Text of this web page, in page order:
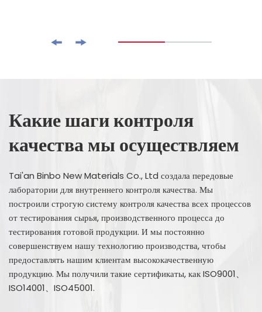
Какие шаги контроля
качества мы осуществляем
Tai'an Binbo New Materials Co., Ltd создала передовые
лаборатории для внутреннего контроля качества. Мы
построили строгую систему контроля качества всех процессов
от тестирования сырья, производственного процесса до
тестирования готовой продукции. И мы постоянно
совершенствуем нашу технологию производства, чтобы
предоставлять нашим клиентам высококачественную
продукцию. Мы получили такие сертификаты, как ISO9001、
ISO14001、ISO45001.